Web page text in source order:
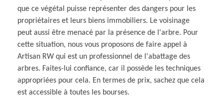
que ce végétal puisse représenter des dangers pour les
propriétaires et leurs biens immobiliers. Le voisinage
peut aussi être menacé par la présence de l'arbre. Pour
cette situation, nous vous proposons de faire appel à
Artisan RW qui est un professionnel de l'abattage des
arbres. Faites-lui confiance, car il possède les techniques
appropriées pour cela. En termes de prix, sachez que cela
est accessible à toutes les bourses.